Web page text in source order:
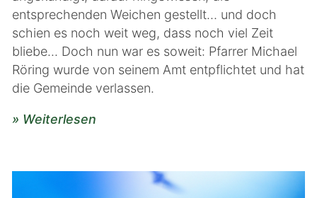
entsprechenden Weichen gestellt… und doch
schien es noch weit weg, dass noch viel Zeit
bliebe... Doch nun war es soweit: Pfarrer Michael
Röring wurde von seinem Amt entpflichtet und hat
die Gemeinde verlassen.
» Weiterlesen